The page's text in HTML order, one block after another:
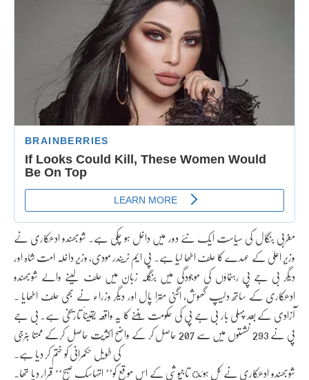
مغربی بنگال کی سیاست ایک نئے دور میں داخل ہو چکی ہے۔ شوبھندو ادھکاری نے
وزیر اعلیٰ کے عہدے کا حلف اٹھا لیا ہے۔ پی ایم نریندر مودی، وزیر داخلہ امت شاہ اور
دیگر بی جے پی رہنماؤں کی موجودگی میں بنگلہ زبان میں حلف لینے والے شوبھندو
ادھکاری کے ساتھ دلِیپ گھوش، اگنی مِترا پال اور دیگر وزراء نے بھی حلف اٹھایا ۔
آزادی کے بعد پہلی بار بی جے پی کی حکومت بننے کا یہ واقعہ یقیناً تاریخی ہے۔ بی جے
پی نے 293 نشستوں میں سے 207 حاصل کر کے واضح اکثریت حاصل کرکے ممتا بنرجی
کی طویل حکمرانی کو ختم کر دیا ہے۔
شوبھندو ادھکاری نے کل ہوئ تاجپوشی کے اس موقع کو’’ اتہاسک صبح‘‘ قرار دیا تھا۔